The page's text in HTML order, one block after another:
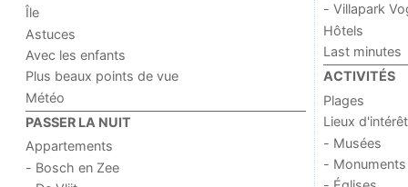
Île
Astuces
Avec les enfants
Plus beaux points de vue
Météo
PASSER LA NUIT
Appartements
- Bosch en Zee
- Villapark
Hôtels
Last minutes
ACTIVITÉS
Plages
Lieux d'intérêt
- Musées
- Monuments